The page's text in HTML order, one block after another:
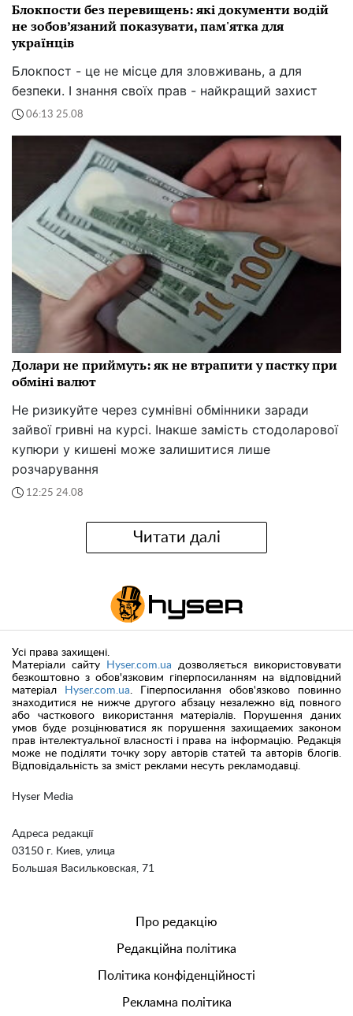
Блокпости без перевищень: які документи водій
не зобов’язаний показувати, пам'ятка для
українців
Блокпост - це не місце для зловживань, а для
безпеки. І знання своїх прав - найкращий захист
06:13 25.08
Долари не приймуть: як не втрапити у пастку при
обміні валют
Не ризикуйте через сумнівні обмінники заради
зайвої гривні на курсі. Інакше замість стодоларової
купюри у кишені може залишитися лише
розчарування
12:25 24.08
Читати далі
Hyser Media
Адреса редакції
03150 г. Киев, улица
Большая Васильковская, 71
Усі права захищені.
Матеріали сайту
Hyser.com.ua дозволяється використовувати
безкоштовно з обов'язковим гіперпосиланням на відповідний
матеріал
Hyser.com.ua. Гіперпосилання обов'язково повинно
знаходитися не нижче другого абзацу незалежно від повного
або часткового використання матеріалів. Порушення даних
умов буде розцінюватися як порушення захищаемих законом
прав інтелектуальної власності і права на інформацію. Редакція
може не поділяти точку зору авторів статей та авторів блогів.
Відповідальність за зміст реклами несуть рекламодавці.
Про редакцію
Редакційна політика
Політика конфіденційності
Рекламна політика